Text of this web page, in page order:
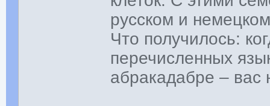
русском и
Что получилось:
перечисленных
абракадабре – вас